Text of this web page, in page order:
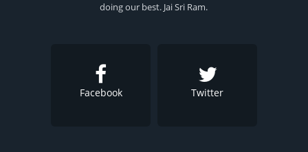
doing our best. Jai Sri Ram.
Facebook Twitter